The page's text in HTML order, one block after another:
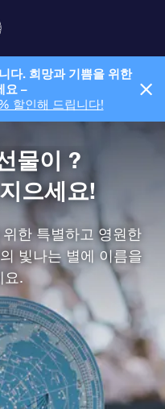
다. 희망과 기쁨을 위한
요 –
할인해 드립니다!
물이 ?
으세요!
한 특별하고 영원한
빛나는 별에 이름을
요.